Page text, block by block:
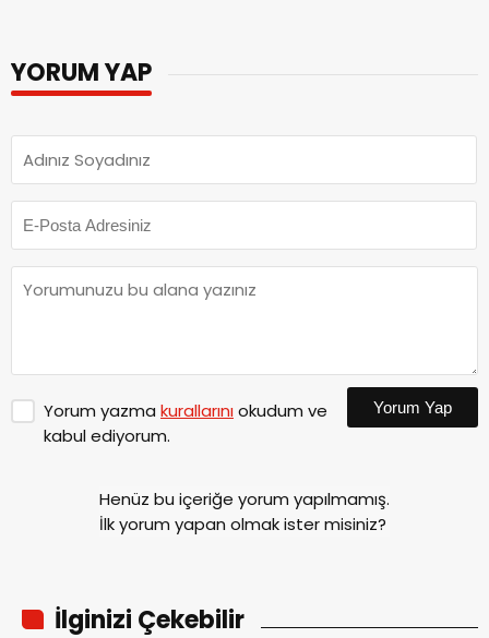
YORUM YAP
Yorum yazma kurallarınıokudum ve
kabul ediyorum.
Yorum Yap
Henüz bu içeriğe yorum yapılmamış.
İlk yorum yapan olmak ister misiniz?
İlginizi Çekebilir